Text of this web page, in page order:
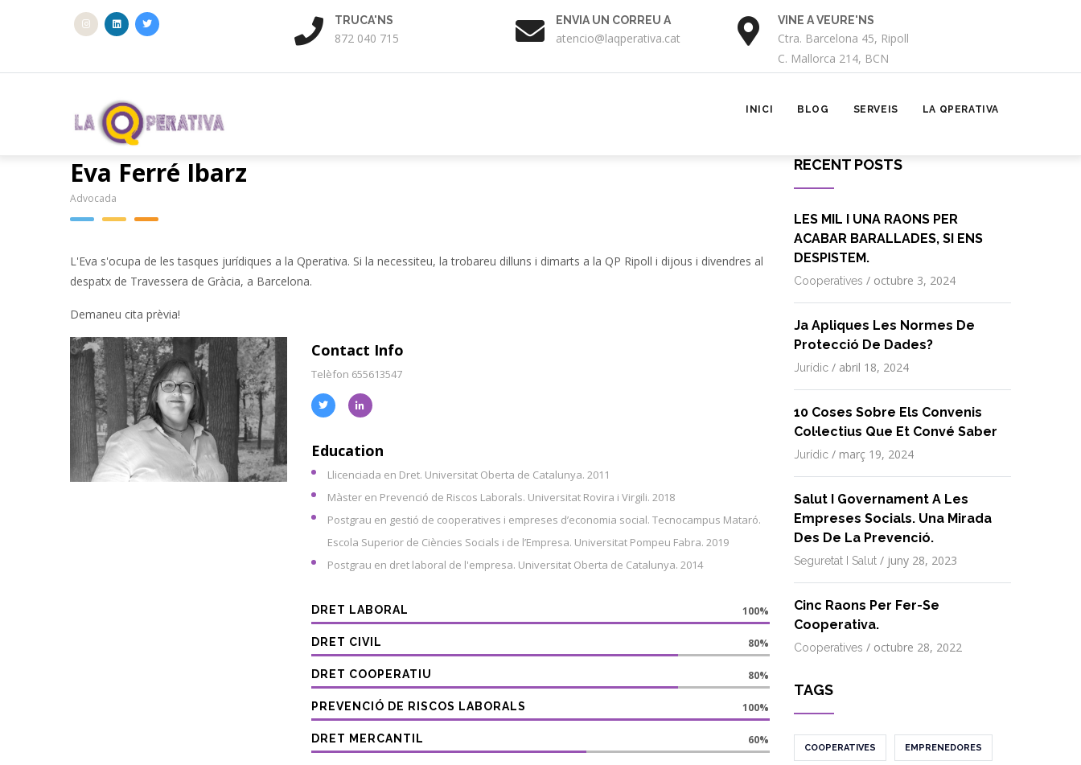
VINE A VEURE'NS
Ctra. Barcelona 45, Ripoll
TRUCA'NS
872 040 715
ENVIA UN CORREU A
atencio@laqperativa.cat
VINE A VEURE'NS
Ctra. Barcelona 45, Ripoll
C. Mallorca 214, BCN
INICI BLOG SERVEIS LA QPERATIVA
Eva Ferré Ibarz
Advocada
L'Eva s'ocupa de les tasques jurídiques a la Qperativa. Si la necessiteu, la trobareu dilluns i dimarts a la QP Ripoll i dijous i divendres al
despatx de Travessera de Gràcia, a Barcelona.
Demaneu cita prèvia!
Contact Info
Telèfon 655613547
Education
Llicenciada en Dret. Universitat Oberta de Catalunya. 2011
Màster en Prevenció de Riscos Laborals. Universitat Rovira i Virgili. 2018
Postgrau en gestió de cooperatives i empreses d’economia social. Tecnocampus Mataró.
Escola Superior de Ciències Socials i de l’Empresa. Universitat Pompeu Fabra. 2019
Postgrau en dret laboral de l'empresa. Universitat Oberta de Catalunya. 2014
DRET LABORAL 100%
DRET CIVIL 80%
DRET COOPERATIU 80%
PREVENCIÓ DE RISCOS LABORALS 100%
DRET MERCANTIL 60%
RECENT POSTS
LES MIL I UNA RAONS PER
ACABAR BARALLADES, SI ENS
DESPISTEM.
Cooperatives / octubre 3, 2024
Ja Apliques Les Normes De
Protecció De Dades?
Jurídic / abril 18, 2024
10 Coses Sobre Els Convenis
Col·lectius Que Et Convé Saber
Jurídic / març 19, 2024
Salut I Governament A Les
Empreses Socials. Una Mirada
Des De La Prevenció.
Seguretat I Salut / juny 28, 2023
Cinc Raons Per Fer-Se
Cooperativa.
Cooperatives / octubre 28, 2022
TAGS
COOPERATIVES EMPRENEDORES